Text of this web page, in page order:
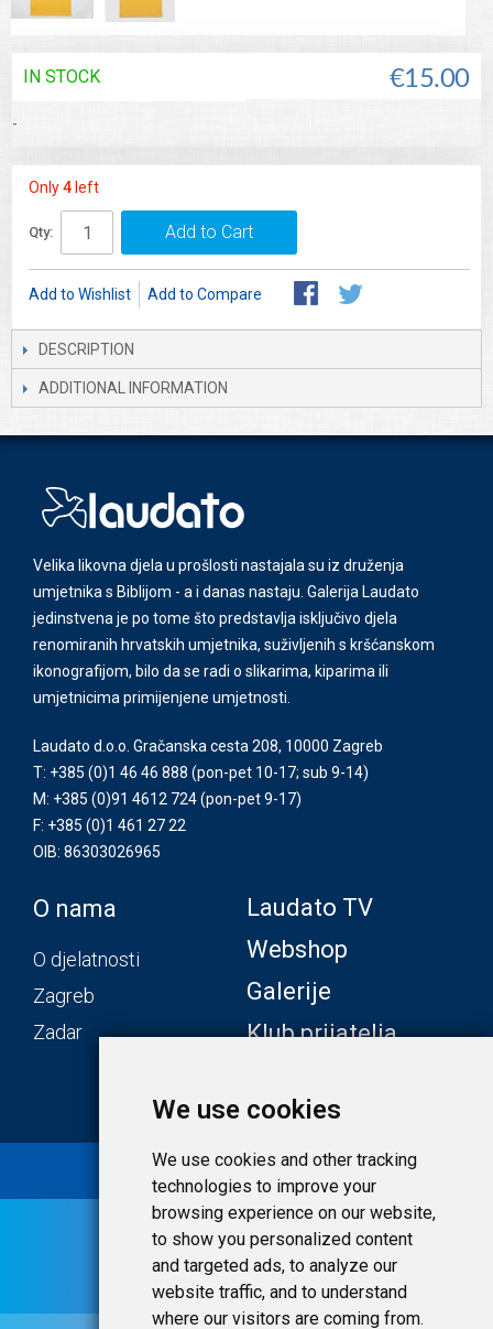
We use cookies
We use cookies and other tracking
technologies to improve your
browsing experience on our website,
to show you personalized content
and targeted ads, to analyze our
website traffic, and to understand
where our visitors are coming from.
€15.00
IN STOCK
-
Only4 left
Qty: Add to Cart
Add to Wishlist Add to Compare
DESCRIPTION
ADDITIONAL INFORMATION
Velika likovna djela u prošlosti nastajala su iz druženja
umjetnika s Biblijom - a i danas nastaju. Galerija Laudato
jedinstvena je po tome što predstavlja isključivo djela
renomiranih hrvatskih umjetnika, suživljenih s kršćanskom
ikonografijom, bilo da se radi o slikarima, kiparima ili
umjetnicima primijenjene umjetnosti.
Laudato d.o.o. Gračanska cesta 208, 10000 Zagreb
T: +385 (0)1 46 46 888 (pon-pet 10-17; sub 9-14)
M: +385 (0)91 4612 724(pon-pet 9-17)
F: +385 (0)1 461 27 22
OIB: 86303026965
O nama
O djelatnosti
Zagreb
Zadar
Laudato TV
Webshop
Galerije
Klub prijatelja
© 2020 Laudato.hr |Uvjeti i privatnost